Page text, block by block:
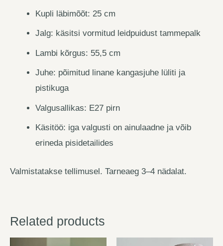
Kupli läbimõõt: 25 cm
Jalg: käsitsi vormitud leidpuidust tammepalk
Lambi kõrgus: 55,5 cm
Juhe: põimitud linane kangasjuhe lüliti ja
pistikuga
Valgusallikas: E27 pirn
Käsitöö: iga valgusti on ainulaadne ja võib
erineda pisidetailides
Valmistatakse tellimusel. Tarneaeg 3–4 nädalat.
Related products